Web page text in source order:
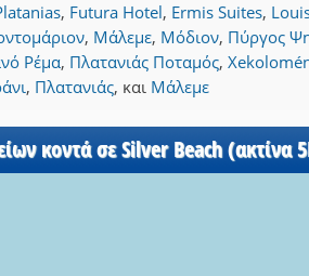
, Futura Hotel, Ermis Suites,
, Μάλεμε, Μόδιον, Πύργος
Ρέμα, Πλατανιάς Ποταμός,
, Πλατανιάς, και Μάλεμε
κοντά σε Silver Beach (ακτίνα